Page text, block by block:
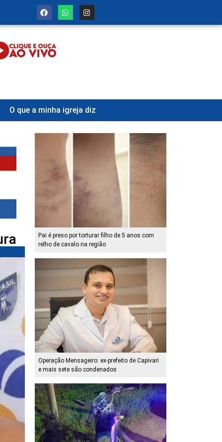
O que a minha igreja diz
Pai é preso por torturar filho de 5 anos com
relho de cavalo na região
Operação Mensageiro: ex-prefeito de Capivari
e mais sete são condenados